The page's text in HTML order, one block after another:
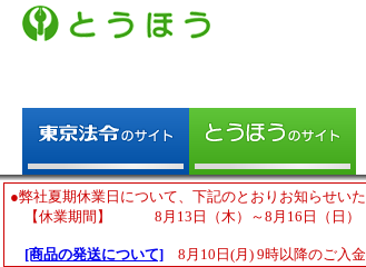
●弊社夏期休業日について、下記のとおりお知らせいた
【休業期間】 8月13日（木）～8月16日（日）
[商品の発送について] 8月10日(月) 9時以降のご入